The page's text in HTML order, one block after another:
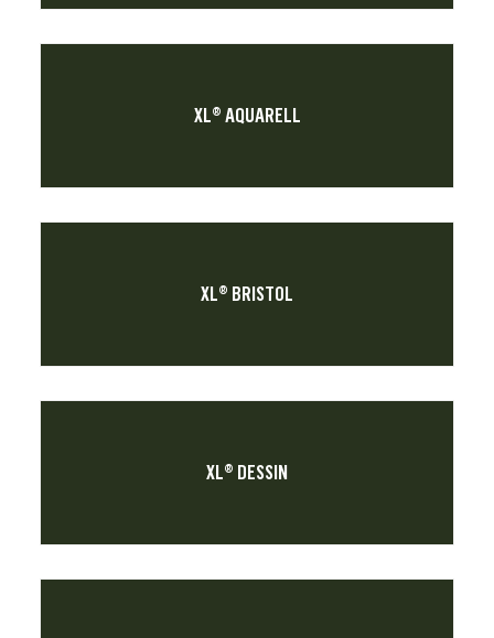
XL® AQUARELL
XL® BRISTOL
XL® DESSIN